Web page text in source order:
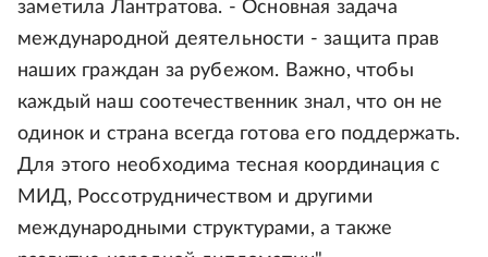
заметила Лантратова. - Основная задача
международной деятельности - защита прав
наших граждан за рубежом. Важно, чтобы
каждый наш соотечественник знал, что он не
одинок и страна всегда готова его поддержать.
Для этого необходима тесная координация с
МИД, Россотрудничеством и другими
международными структурами, а также